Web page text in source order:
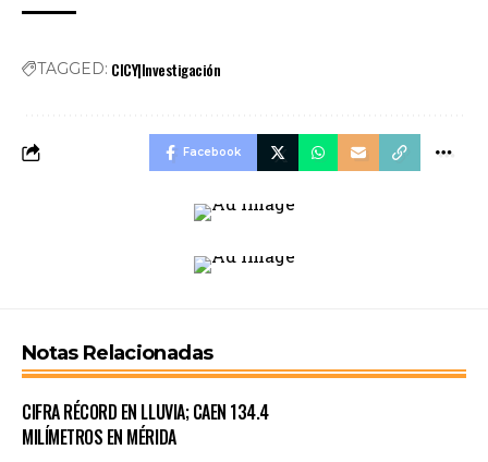
TAGGED: CICY|Investigación
Facebook
Notas Relacionadas
CIFRA RÉCORD EN LLUVIA; CAEN 134.4
MILÍMETROS EN MÉRIDA